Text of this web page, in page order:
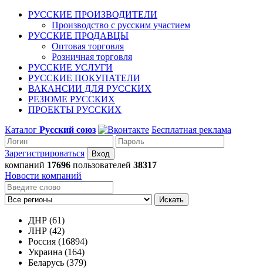
РУССКИЕ ПРОИЗВОДИТЕЛИ
Производство с русским участием
РУССКИЕ ПРОДАВЦЫ
Оптовая торговля
Розничная торговля
РУССКИЕ УСЛУГИ
РУССКИЕ ПОКУПАТЕЛИ
ВАКАНСИИ ДЛЯ РУССКИХ
РЕЗЮМЕ РУССКИХ
ПРОЕКТЫ РУССКИХ
Каталог Русский союз Бесплатная реклама
Зарегистрироваться
компаний 17696 пользователей 38317
Новости компаний
Искать
ДНР (61)
ЛНР (42)
Россия (16894)
Украина (164)
Беларусь (379)